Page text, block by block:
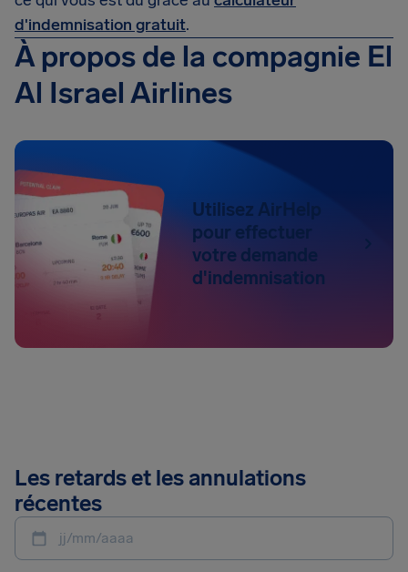
d'indemnisation gratuit.
À propos de la compagnie El
Al Israel Airlines
Utilisez AirHelp
pour effectuer
votre demande
d'indemnisation
Les retards et les annulations
récentes
jj/mm/aaaa